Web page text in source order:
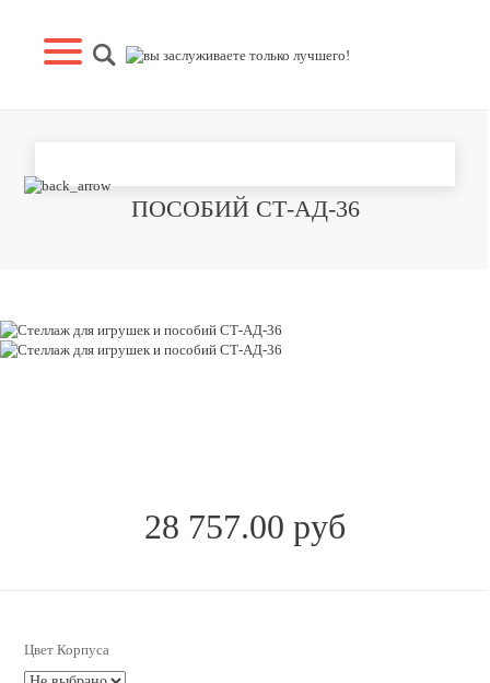
ПОСОБИЙ СТ-АД-36
28 757.00 руб
Цвет Корпуса